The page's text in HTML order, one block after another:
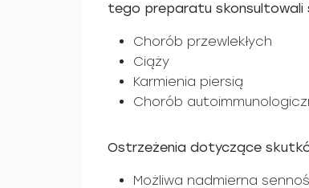
tego preparatu skonsultowali
Chorób przewlekłych
Ciąży
Karmienia piersią
Chorób
Ostrzeżenia dotyczące
Możliwa nadmierna